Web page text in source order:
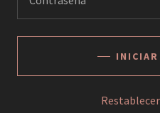
INICIAR